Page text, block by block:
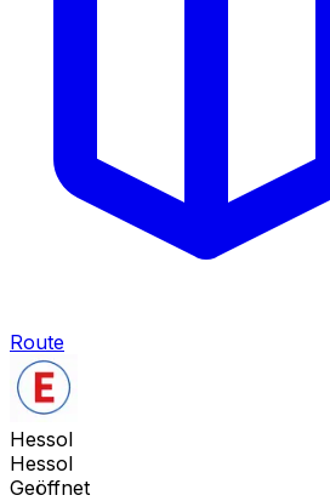
Route
Hessol
Hessol
Geöffnet